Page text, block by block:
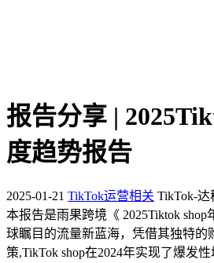
报告分享 |
度趋势报告
2025-01-21 TikTok运营相关 TikTok-达
本报告是雨果跨境《 2025Tiktok
球瞩目的流量新蓝海，凭借其独特的
策,TikTok shop在2024年实现了爆发